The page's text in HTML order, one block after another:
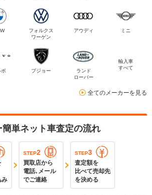
フォルクス
ワーゲン
アウディ ミニ
ボ プジョー
ランド
ローバー
輸入車
すべて
全てのメーカーを見る
簡単ネット車査定の流れ
み
STEP2
買取店から
電話､メール
でご連絡
STEP3
査定額を
比べて売却先
を決める